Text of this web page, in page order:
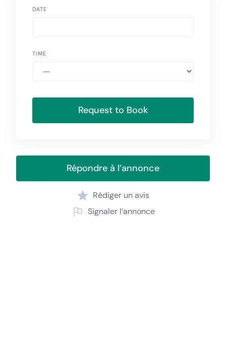
DATE
TIME
Request to Book
Répondre à l’annonce
Rédiger un avis
Signaler l’annonce